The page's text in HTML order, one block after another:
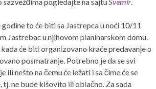
pogledajte na sajtuSvemir.
to će biti sa Jastrepca u noći 10/11
Jastrebac u njihovom planinarskom domu.
kada će biti organizovano kraće predavanje o
posmatranje. Potrebno je da se svi
nešto na čemu će ležati i sa čime će se
ne bude kišovito ili oblačno. Za sada